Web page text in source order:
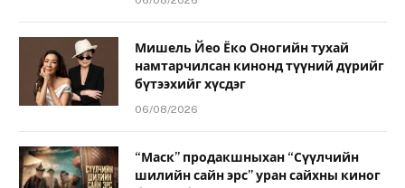
Мишель Йео Ёко Оногийн тухай
намтарчилсан кинонд түүний дүрийг
бүтээхийг хүсдэг
06/08/2026
“Маск” продакшныхан “Сүүлчийн
шилийн сайн эрс” уран сайхны киног